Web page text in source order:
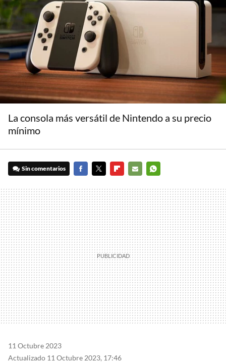
La consola más versátil de Nintendo a su precio
mínimo
Sin comentarios
MAIL
11 Octubre 2023
Actualizado 11 Octubre 2023, 17:46